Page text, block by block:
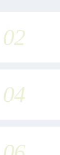
02
04